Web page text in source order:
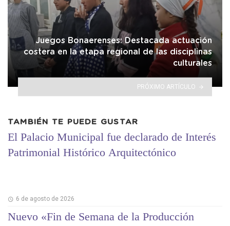
Juegos Bonaerenses: Destacada actuación
costera en la etapa regional de las disciplinas
culturales
PRÓXIMO ARTÍCULO
TAMBIÉN TE PUEDE GUSTAR
El Palacio Municipal fue declarado de Interés
Patrimonial Histórico Arquitectónico
6 de agosto de 2026
Nuevo «Fin de Semana de la Producción